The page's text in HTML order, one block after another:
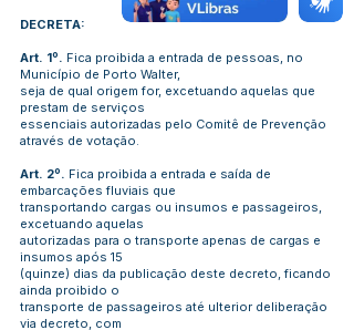
DECRETA:
Art. 1º. Fica proibida a entrada de pessoas, no
Município de Porto Walter,
seja de qual origem for, excetuando aquelas que
prestam de serviços
essenciais autorizadas pelo Comitê de Prevenção
através de votação.
Art. 2º. Fica proibida a entrada e saída de
embarcações fluviais que
transportando cargas ou insumos e passageiros,
excetuando aquelas
autorizadas para o transporte apenas de cargas e
insumos após 15
(quinze) dias da publicação deste decreto, ficando
ainda proibido o
transporte de passageiros até ulterior deliberação
via decreto, com